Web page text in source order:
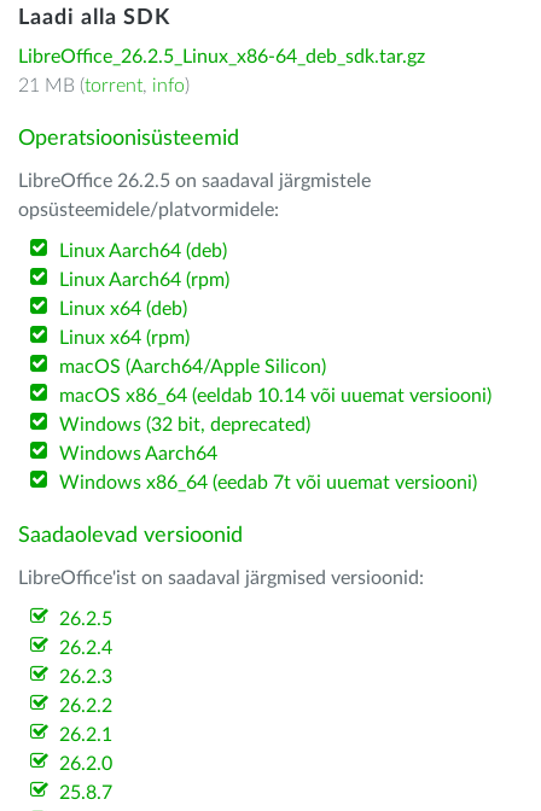
Laadi alla SDK
LibreOffice_26.2.5_Linux_x86-64_deb_sdk.tar.gz
21 MB (torrent, info)
Operatsioonisüsteemid
LibreOffice 26.2.5 on saadaval järgmistele
opsüsteemidele/platvormidele:
Linux Aarch64 (deb)
Linux Aarch64 (rpm)
Linux x64 (deb)
Linux x64 (rpm)
macOS (Aarch64/Apple Silicon)
macOS x86_64 (eeldab 10.14 või uuemat versiooni)
Windows (32 bit, deprecated)
Windows Aarch64
Windows x86_64 (eedab 7t või uuemat versiooni)
Saadaolevad versioonid
LibreOffice'ist on saadaval järgmised versioonid:
26.2.5
26.2.4
26.2.3
26.2.2
26.2.1
26.2.0
25.8.7